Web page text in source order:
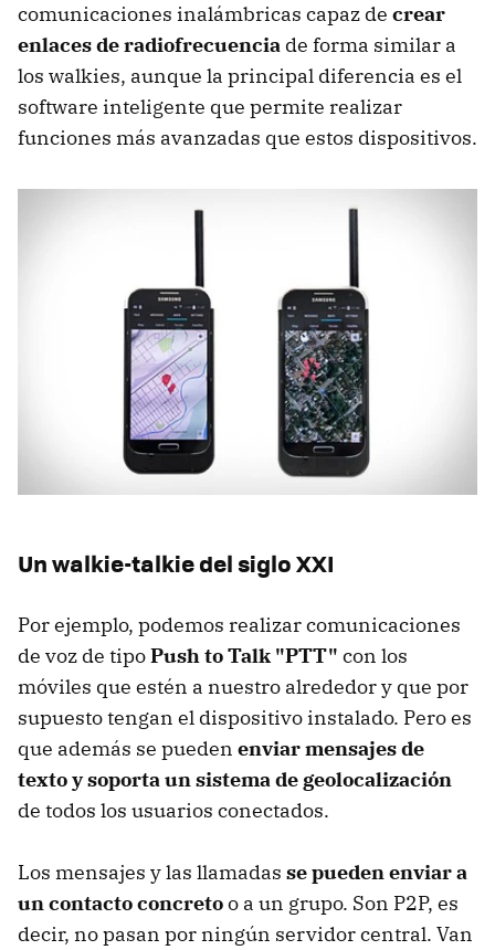
comunicaciones inalámbricas capaz de crear
enlaces de radiofrecuencia de forma similar a
los walkies, aunque la principal diferencia es el
software inteligente que permite realizar
funciones más avanzadas que estos dispositivos.
Un walkie-talkie del siglo XXI
Por ejemplo, podemos realizar comunicaciones
de voz de tipoPush to Talk "PTT" con los
móviles que estén a nuestro alrededor y que por
supuesto tengan el dispositivo instalado. Pero es
que además se pueden enviar mensajes de
texto y soporta un sistema de geolocalización
de todos los usuarios conectados.
Los mensajes y las llamadas se pueden enviar a
un contacto concretoo a un grupo. Son P2P, es
decir, no pasan por ningún servidor central. Van